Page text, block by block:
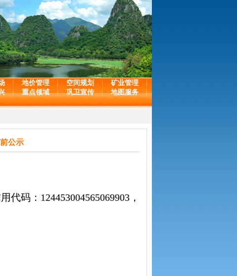
地价管理 空间规划
矿业管理
重点领域 巩卫宣传 地图服务
公示
码：124453004565069903，